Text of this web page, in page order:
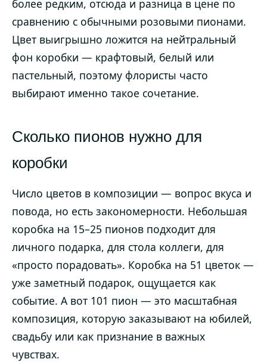
более редким, отсюда и разница в цене по
сравнению с обычными розовыми пионами.
Цвет выигрышно ложится на нейтральный
фон коробки — крафтовый, белый или
пастельный, поэтому флористы часто
выбирают именно такое сочетание.
Сколько пионов нужно для
коробки
Число цветов в композиции — вопрос вкуса и
повода, но есть закономерности. Небольшая
коробка на 15–25 пионов подходит для
личного подарка, для стола коллеги, для
«просто порадовать». Коробка на 51 цветок —
уже заметный подарок, ощущается как
событие. А вот 101 пион — это масштабная
композиция, которую заказывают на юбилей,
свадьбу или как признание в важных
чувствах.